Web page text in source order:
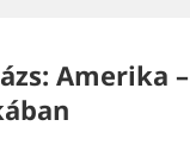
Amerika –